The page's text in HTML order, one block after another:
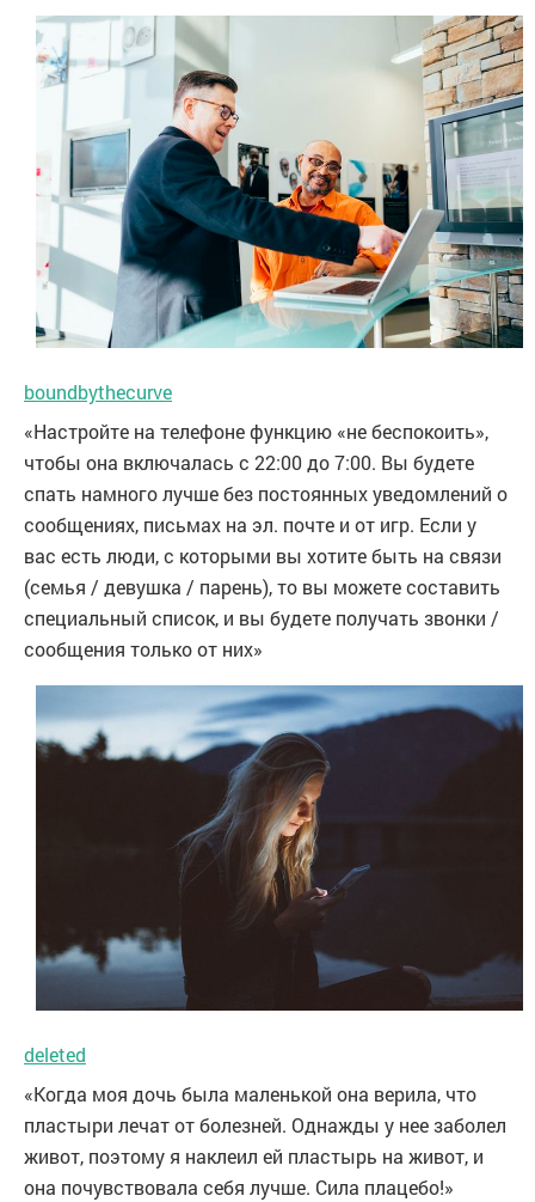
boundbythecurve
«Настройте на телефоне функцию «не беспокоить»,
чтобы она включалась с 22:00 до 7:00. Вы будете
спать намного лучше без постоянных уведомлений о
сообщениях, письмах на эл. почте и от игр. Если у
вас есть люди, с которыми вы хотите быть на связи
(семья / девушка / парень), то вы можете составить
специальный список, и вы будете получать звонки /
сообщения только от них»
deleted
«Когда моя дочь была маленькой она верила, что
пластыри лечат от болезней. Однажды у нее заболел
живот, поэтому я наклеил ей пластырь на живот, и
она почувствовала себя лучше. Сила плацебо!»